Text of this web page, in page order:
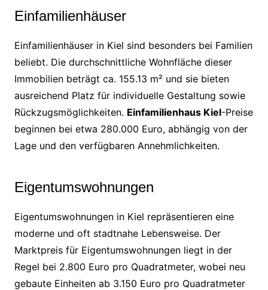
Einfamilienhäuser
Einfamilienhäuser in Kiel sind besonders bei Familien
beliebt. Die durchschnittliche Wohnfläche dieser
Immobilien beträgt ca. 155.13 m² und sie bieten
ausreichend Platz für individuelle Gestaltung sowie
Rückzugsmöglichkeiten. Einfamilienhaus Kiel-Preise
beginnen bei etwa 280.000 Euro, abhängig von der
Lage und den verfügbaren Annehmlichkeiten.
Eigentumswohnungen
Eigentumswohnungen in Kiel repräsentieren eine
moderne und oft stadtnahe Lebensweise. Der
Marktpreis für Eigentumswohnungen liegt in der
Regel bei 2.800 Euro pro Quadratmeter, wobei neu
gebaute Einheiten ab 3.150 Euro pro Quadratmeter